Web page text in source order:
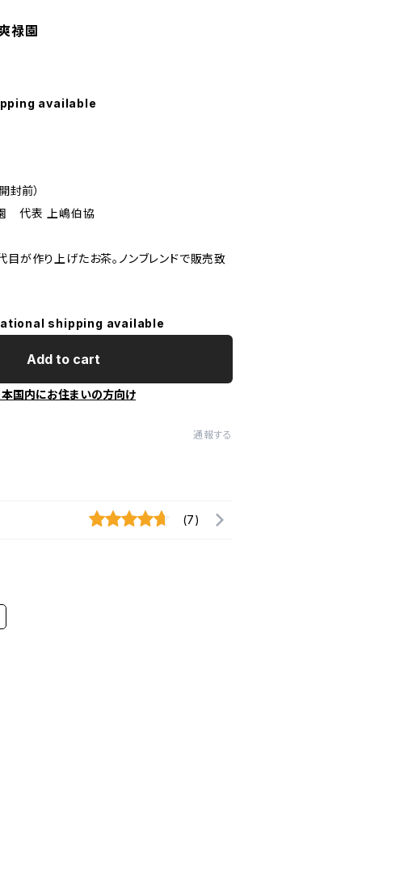
禄園
available
封前）
代表 上嶋伯協
が作り上げたお茶。ノンブレンドで販売致
shipping available
Add to cart
本国内にお住まいの方向け
通報する
(7)